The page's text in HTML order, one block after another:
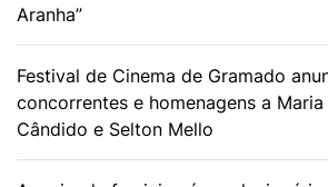
Aranha”
Festival de Cinema de Gramado
concorrentes e homenagens a Maria
Cândido e Selton Mello